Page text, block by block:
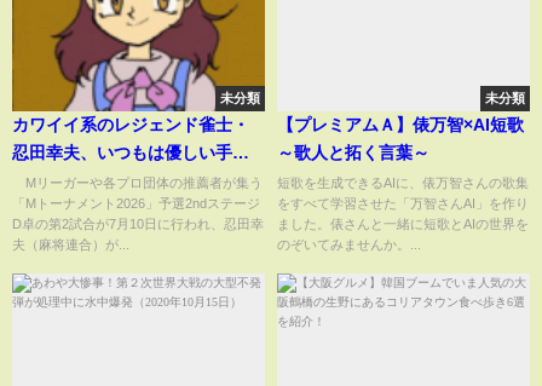
未分類
カワイイ系のレジェンド雀士・
忍田幸夫、いつもは優しい手つ
きが急に強打でファン驚き「バ
チコーン迫力ある」「流石にう
れしすぎたかｗ」/麻雀・Mトー
Mリーガーや各プロ団体の推薦者が集う
「Mトーナメント2026」予選2ndステージ
D卓の第2試合が7月10日に行われ、忍田幸
夫（麻将連合）が...
未分類
【プレミアムＡ】俵万智×AI短歌
～歌人と拓く言葉～
短歌を生成できるAIに、俵万智さんの歌集
をすべて学習させた「万智さんAI」を作り
ました。俵さんと一緒に短歌とAIの世界を
のぞいてみませんか。...